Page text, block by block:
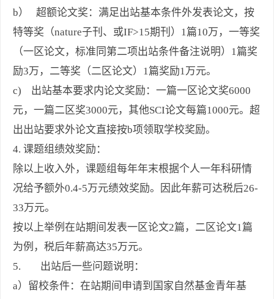
b） 超额论文奖：满足出站基本条件外发表论文，按
特等奖（nature子刊、或IF>15期刊）1篇10万，一等奖
（一区论文，标准同第二项出站条件备注说明）1篇奖
励3万，二等奖（二区论文）1篇奖励1万元。
c) 出站基本要求内论文奖励：一篇一区论文奖6000
元，一篇二区奖3000元，其他SCI论文每篇1000元。超
出出站要求外论文直接按b项领取学校奖励。
4. 课题组绩效奖励：
除以上收入外，课题组每年年末根据个人一年科研情
况给予额外0.4-5万元绩效奖励。因此年薪可达税后26-
33万元。
按以上举例在站期间发表一区论文2篇，二区论文1篇
为例，税后年薪高达35万元。
5. 出站后一些问题说明：
a）留校条件：在站期间申请到国家自然基金青年基